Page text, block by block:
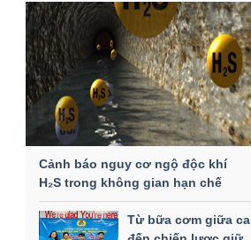
Cảnh báo nguy cơ ngộ độc khí
H₂S trong không gian hạn chế
Từ bữa cơm giữa ca